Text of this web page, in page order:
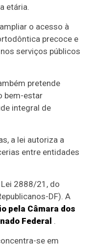
etária.
o acesso à
precoce e
serviços públicos
pretende
bem-estar
integral de
a lei autoriza a
entre entidades
2888/21, do
DF). A
pela Câmara dos
Federal .
se em